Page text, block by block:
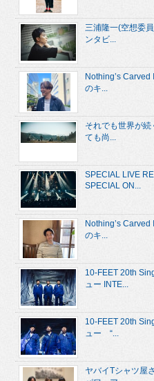
三浦隆一(空想委
ンタビ...
Nothing’s
のキ...
それでも世界が続
ても尚...
SPECIAL LIVE
SPECIAL ON...
Nothing’s
のキ...
10-FEET 20th
ュー INTE...
10-FEET 20th
ュー “...
ヤバイTシャツ屋